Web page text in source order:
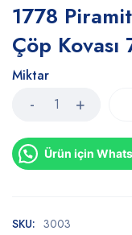
1778
Çöp
Miktar
Ürün için
SKU: 3003